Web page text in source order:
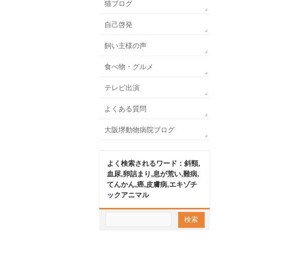
猫ブログ
自己啓発
飼い主様の声
食べ物・グルメ
テレビ出演
よくある質問
大阪堺動物病院ブログ
よく検索されるワード：斜頸,
血尿,卵詰まり,息が荒い,難病,
てんかん,癌,皮膚病,エキゾチ
ックアニマル